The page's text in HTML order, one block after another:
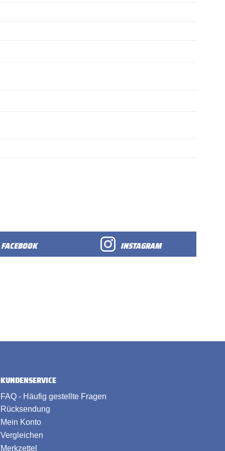
FACEBOOK INSTAGRAM
KUNDENSERVICE
FAQ - Häufig gestellte Fragen
Rücksendung
Mein Konto
Vergleichen
Merkzettel